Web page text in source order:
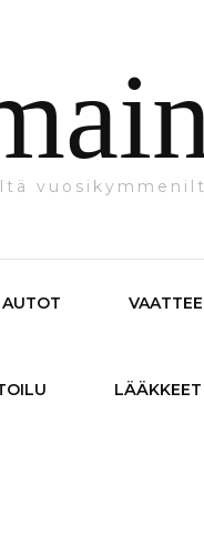
AUTOT
LÄÄKKEET